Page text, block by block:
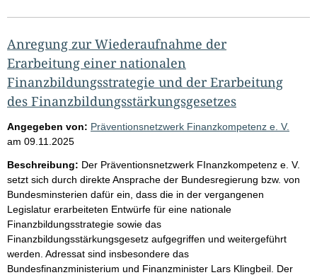
Anregung zur Wiederaufnahme der
Erarbeitung einer nationalen
Finanzbildungsstrategie und der Erarbeitung
des Finanzbildungsstärkungsgesetzes
Angegeben von: Präventionsnetzwerk Finanzkompetenz e. V.
am 09.11.2025
Beschreibung: Der Präventionsnetzwerk FInanzkompetenz e. V.
setzt sich durch direkte Ansprache der Bundesregierung bzw. von
Bundesminsterien dafür ein, dass die in der vergangenen
Legislatur erarbeiteten Entwürfe für eine nationale
Finanzbildungsstrategie sowie das
Finanzbildungsstärkungsgesetz aufgegriffen und weitergeführt
werden. Adressat sind insbesondere das
Bundesfinanzministerium und Finanzminister Lars Klingbeil. Der